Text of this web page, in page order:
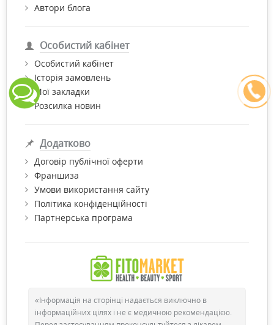
Автори блога
Особистий кабінет
Особистий кабінет
Історія замовлень
Мої закладки
Розсилка новин
Додатково
Договір публічної оферти
Франшиза
Умови використання сайту
Політика конфіденційності
Партнерська програма
«Інформація на сторінці надається виключно в
інформаційних цілях і не є медичною рекомендацією.